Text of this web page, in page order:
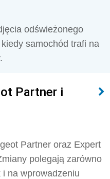
odświeżonego
samochód trafi na
Partner i
Partner oraz Expert
polegają zarówno
na wprowadzeniu